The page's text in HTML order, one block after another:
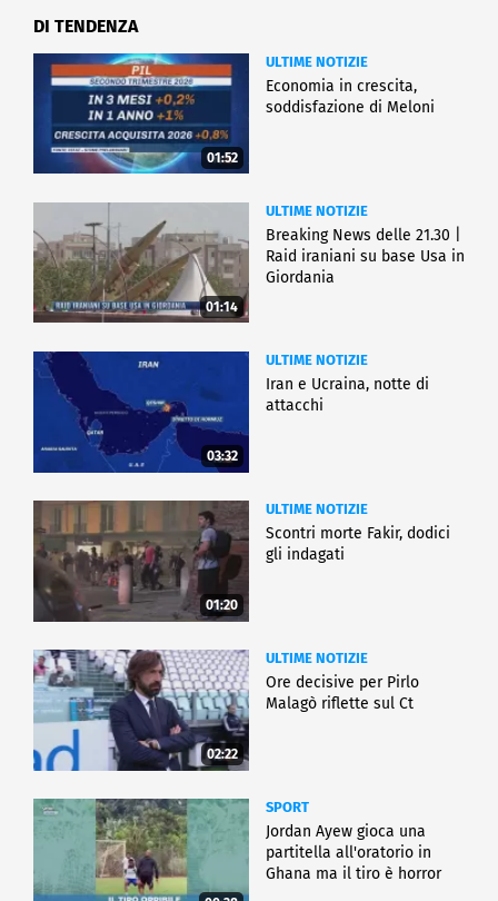
DI TENDENZA
01:52
ULTIME NOTIZIE
Economia in crescita,
soddisfazione di Meloni
01:14
ULTIME NOTIZIE
Breaking News delle 21.30 |
Raid iraniani su base Usa in
Giordania
03:32
ULTIME NOTIZIE
Iran e Ucraina, notte di
attacchi
01:20
ULTIME NOTIZIE
Scontri morte Fakir, dodici
gli indagati
02:22
ULTIME NOTIZIE
Ore decisive per Pirlo
Malagò riflette sul Ct
SPORT
Jordan Ayew gioca una
partitella all'oratorio in
Ghana ma il tiro è horror